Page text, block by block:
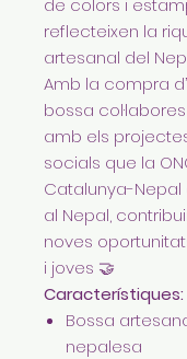
de colors i
reflecteixen la
artesanal del
Amb la compra
bossa
amb els
socials que la
Catalunya-
al Nepal,
noves
i joves 🤝
Característiques:
Bossa
nepalesa